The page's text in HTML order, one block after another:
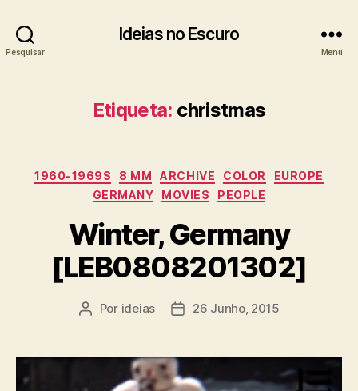
Pesquisar
Ideias no Escuro
Menu
Etiqueta: christmas
Categorias
1960-1969S 8 MM ARCHIVE COLOR
EUROPE
GERMANY
MOVIES PEOPLE
Winter, Germany
[LEB0808201302]
Autor
Por ideias
Data26 Junho, 2015